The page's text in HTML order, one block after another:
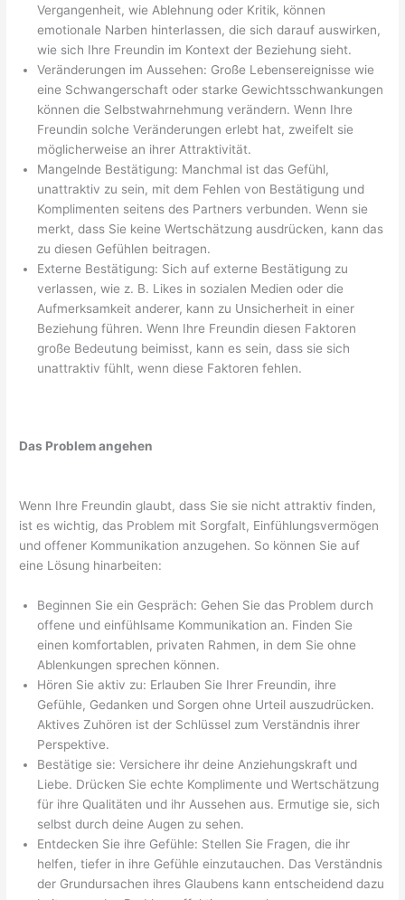
Vergangenheit, wie Ablehnung oder Kritik, können
emotionale Narben hinterlassen, die sich darauf auswirken,
wie sich Ihre Freundin im Kontext der Beziehung sieht.
Veränderungen im Aussehen: Große Lebensereignisse wie
eine Schwangerschaft oder starke Gewichtsschwankungen
können die Selbstwahrnehmung verändern. Wenn Ihre
Freundin solche Veränderungen erlebt hat, zweifelt sie
möglicherweise an ihrer Attraktivität.
Mangelnde Bestätigung: Manchmal ist das Gefühl,
unattraktiv zu sein, mit dem Fehlen von Bestätigung und
Komplimenten seitens des Partners verbunden. Wenn sie
merkt, dass Sie keine Wertschätzung ausdrücken, kann das
zu diesen Gefühlen beitragen.
Externe Bestätigung: Sich auf externe Bestätigung zu
verlassen, wie z. B. Likes in sozialen Medien oder die
Aufmerksamkeit anderer, kann zu Unsicherheit in einer
Beziehung führen. Wenn Ihre Freundin diesen Faktoren
große Bedeutung beimisst, kann es sein, dass sie sich
unattraktiv fühlt, wenn diese Faktoren fehlen.
Das Problem angehen
Wenn Ihre Freundin glaubt, dass Sie sie nicht attraktiv finden,
ist es wichtig, das Problem mit Sorgfalt, Einfühlungsvermögen
und offener Kommunikation anzugehen. So können Sie auf
eine Lösung hinarbeiten:
Beginnen Sie ein Gespräch: Gehen Sie das Problem durch
offene und einfühlsame Kommunikation an. Finden Sie
einen komfortablen, privaten Rahmen, in dem Sie ohne
Ablenkungen sprechen können.
Hören Sie aktiv zu: Erlauben Sie Ihrer Freundin, ihre
Gefühle, Gedanken und Sorgen ohne Urteil auszudrücken.
Aktives Zuhören ist der Schlüssel zum Verständnis ihrer
Perspektive.
Bestätige sie: Versichere ihr deine Anziehungskraft und
Liebe. Drücken Sie echte Komplimente und Wertschätzung
für ihre Qualitäten und ihr Aussehen aus. Ermutige sie, sich
selbst durch deine Augen zu sehen.
Entdecken Sie ihre Gefühle: Stellen Sie Fragen, die ihr
helfen, tiefer in ihre Gefühle einzutauchen. Das Verständnis
der Grundursachen ihres Glaubens kann entscheidend dazu